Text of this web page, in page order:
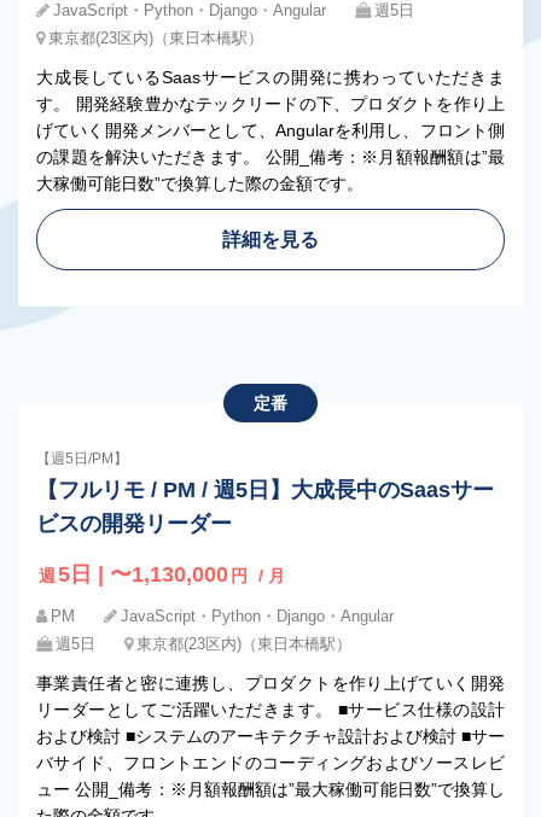
JavaScript・Python・Django・Angular
週5日
東京都(23区内)（東日本橋駅）
大成長しているSaasサービスの開発に携わっていただきま
す。 開発経験豊かなテックリードの下、プロダクトを作り上
げていく開発メンバーとして、Angularを利用し、フロント側
の課題を解決いただきます。 公開_備考：※月額報酬額は”最
大稼働可能日数”で換算した際の金額です。
詳細を見る
定番
【週5日/PM】
【フルリモ / PM / 週5日】大成長中のSaasサー
ビスの開発リーダー
週 5日 | 〜1,130,000 円 / 月
PM
JavaScript・Python・Django・Angular
週5日
東京都(23区内)（東日本橋駅）
事業責任者と密に連携し、プロダクトを作り上げていく開発
リーダーとしてご活躍いただきます。 ■サービス仕様の設計
および検討 ■システムのアーキテクチャ設計および検討 ■サー
バサイド、フロントエンドのコーディングおよびソースレビ
ュー 公開_備考：※月額報酬額は”最大稼働可能日数”で換算し